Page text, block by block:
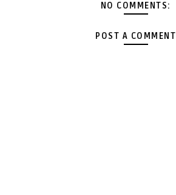
NO COMMENTS:
POST A COMMENT